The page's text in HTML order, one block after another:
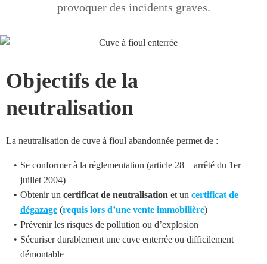
provoquer des incidents graves.
Objectifs de la
neutralisation
La neutralisation de cuve à fioul abandonnée permet de :
Se conformer à la réglementation (article 28 – arrêté du 1er
juillet 2004)
Obtenir un certificat de neutralisation et un certificat de
dégazage (requis lors d’une vente immobilière)
Prévenir les risques de pollution ou d’explosion
Sécuriser durablement une cuve enterrée ou difficilement
démontable